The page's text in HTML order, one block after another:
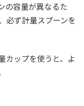
の容量が異なるた
必ず計量スプーンを
カップを使うと、よ